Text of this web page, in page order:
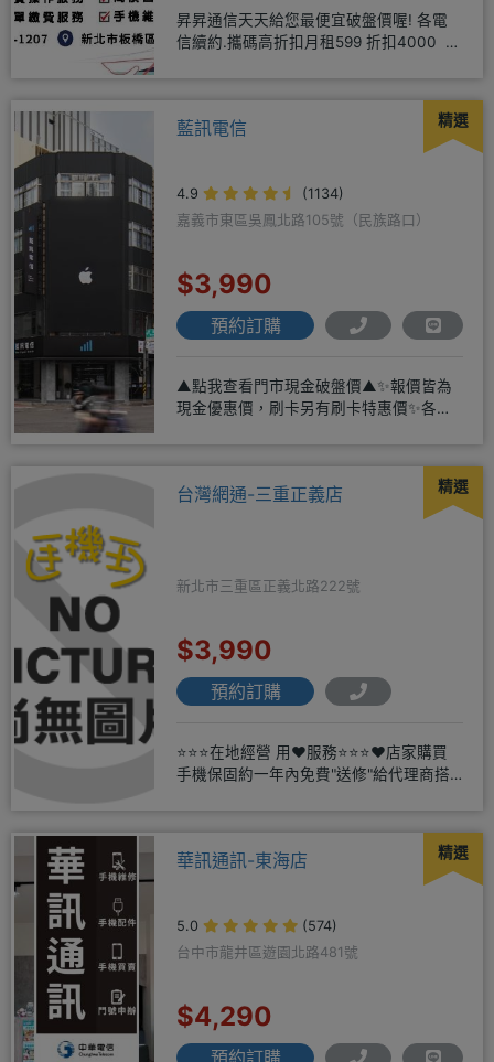
昇昇通信天天給您最便宜破盤價喔! 各電
信續約.攜碼高折扣月租599 折扣4000 月
精選
藍訊電信
4.9
(1134)
嘉義市東區吳鳳北路105號（民族路口）
$3,990
預約訂購
▲點我查看門市現金破盤價▲✨報價皆為
現金優惠價，刷卡另有刷卡特惠價✨各大
精選
台灣網通-三重正義店
新北市三重區正義北路222號
$3,990
預約訂購
⭐⭐⭐在地經營 用❤️服務⭐⭐⭐❤️店家購買
手機保固約一年內免費"送修"給代理商搭
精選
華訊通訊-東海店
5.0
(574)
台中市龍井區遊園北路481號
$4,290